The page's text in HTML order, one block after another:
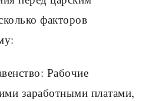
факторов
Рабочие
заработными платами,